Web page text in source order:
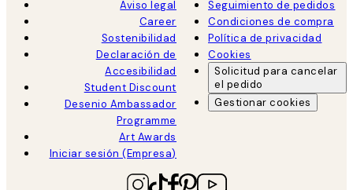
Aviso legal
Career
Sostenibilidad
Declaración de
Accesibilidad
Student Discount
Desenio Ambassador
Programme
Art Awards
Iniciar sesión (Empresa)
Seguimiento de pedidos
Condiciones de compra
Política de privacidad
Cookies
Solicitud para cancelar
el pedido
Gestionar cookies